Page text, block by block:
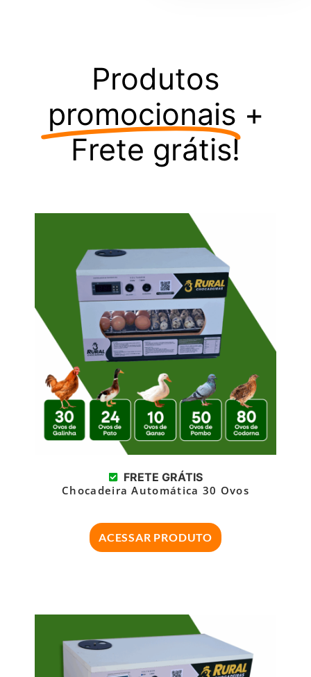
Produtos
promocionais +
Frete grátis!
FRETE GRÁTIS
Chocadeira Automática 30 Ovos
ACESSAR PRODUTO